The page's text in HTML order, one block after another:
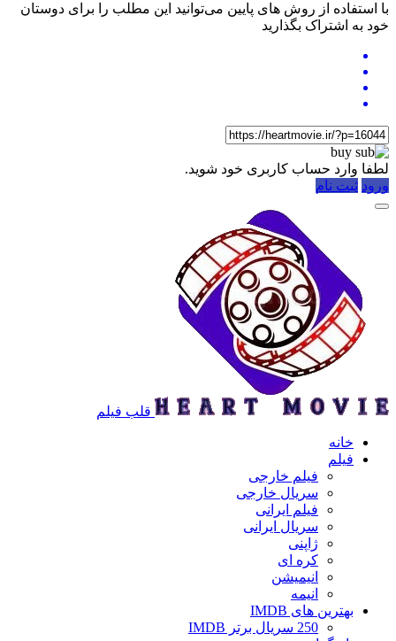
با استفاده از روش های پایین می‌توانید این مطلب را برای دوستان
خود به اشتراک بگذارید
لطفا وارد حساب کاربری خود شوید.
ورود ثبت نام
قلب فیلم
خانه
فیلم
فیلم خارجی
سریال خارجی
فیلم ایرانی
سریال ایرانی
ژاپنی
کره ای
انیمیشن
انیمه
بهترین های IMDB
250 سریال برتر IMDB